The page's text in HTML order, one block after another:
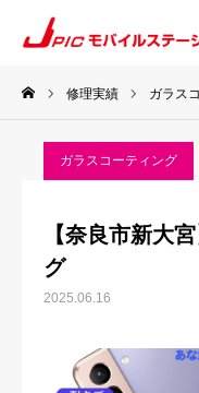
修理実績 ガラス
ガラスコーティング
【奈良市新大
グ
2025.06.16
web予約
TOP
about US